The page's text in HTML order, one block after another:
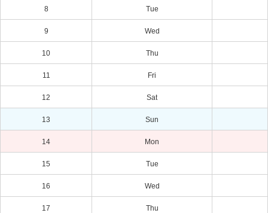
8 Tue
9 Wed
10 Thu
11 Fri
12 Sat
13 Sun
14 Mon
15 Tue
16 Wed
17 Thu